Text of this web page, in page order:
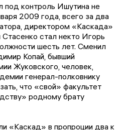
контроль Ишутина не
2009 года, всего за два
директором «Каскада»
стал некто Игорь
шесть лет. Сменил
Копай, бывший
Жуковского, человек,
генерал-полковнику
что «свой» факультет
родному брату
«Каскад» в пропроции два к